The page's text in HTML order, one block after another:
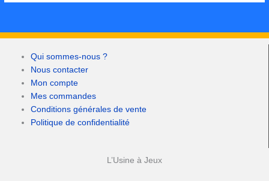
Qui sommes-nous ?
Nous contacter
Mon compte
Mes commandes
Conditions générales de vente
Politique de confidentialité
L’Usine à Jeux